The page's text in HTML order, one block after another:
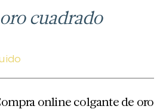
cuadrado
online colgante de oro